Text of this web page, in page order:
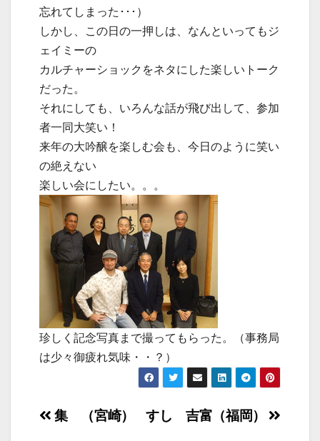
忘れてしまった･･･）
しかし、この日の一押しは、なんといってもジ
ェイミーの
カルチャーショックをネタにした楽しいトーク
だった。
それにしても、いろんな話が飛び出して、参加
者一同大笑い！
来年の大吟醸を楽しむ会も、今日のように笑い
の絶えない
楽しい会にしたい。。。
珍しく記念写真まで撮ってもらった。（事務局
は少々御疲れ気味・・？）
投
すし 吉富（福岡）
集 （宮崎）